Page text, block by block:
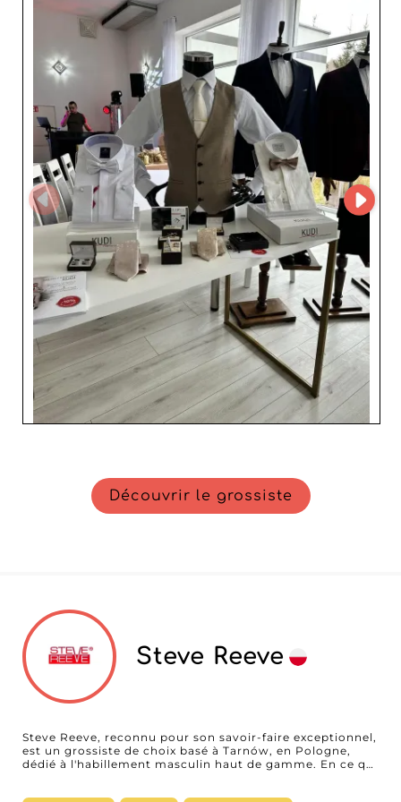
maîtrise artisanale qui séduiront à coup sûr les
revendeurs cherchant à se différencier sur le marché. En
plus de proposer des produits exceptionnels, KUDI
GROUP utilise la technologie MicroStore, offrant ainsi
une interface conviviale et un accès facile à leur
catalogue. Cette solution innovante simplifie le
processus de commande, permettant aux revendeurs de
gérer efficacement leurs achats et de rester compétitifs
à tout moment. La fiabilité de KUDI GROUP s'étend
également à ses services. Grâce à une logistique bien
rodée et un service client réactif, les revendeurs peuvent
compter sur des livraisons rapides et un support dédié
pour faire face à toute éventualité. Ce dévouement à
l'excellence, associé à un rapport qualité-prix attractif,
fait de KUDI GROUP un allié précieux pour développer
son activité avec succès. Opter pour KUDI GROUP, c'est
choisir un grossiste qui associe élégance, qualité et
performance, apportant ainsi une valeur ajoutée
indéniable à toute entreprise souhaitant se démarquer
dans le secteur de la mode masculine.
Découvrir le grossiste
Steve Reeve
Steve Reeve, reconnu pour son savoir-faire exceptionnel,
est un grossiste de choix basé à Tarnów, en Pologne,
dédié à l'habillement masculin haut de gamme. En ce qui